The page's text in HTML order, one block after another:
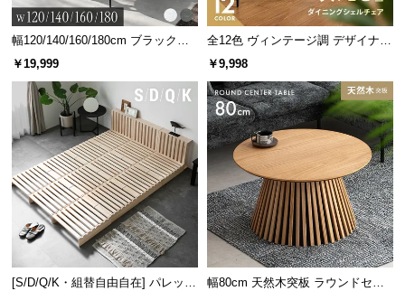
幅120/140/160/180cm ブラックフ
レーム ダイニング 大理石調 4人掛
￥19,999
全12色 ヴィンテージ調 デザイナー
ズシェルチェア
￥9,998
[S/D/Q/K・組替自由自在] パレット
幅80cm 天然木突板 ラウンドセン